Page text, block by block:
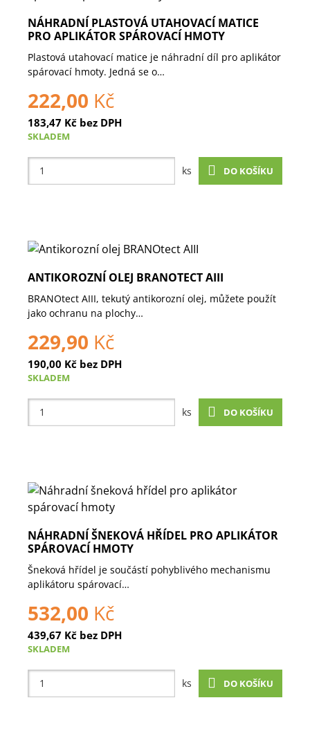
NÁHRADNÍ PLASTOVÁ UTAHOVACÍ MATICE
PRO APLIKÁTOR SPÁROVACÍ HMOTY
Plastová utahovací matice je náhradní díl pro aplikátor
spárovací hmoty. Jedná se o…
222,00 Kč
183,47 Kč bez DPH
SKLADEM
ks DO KOŠÍKU
ANTIKOROZNÍ OLEJ BRANOTECT AIII
BRANOtect AIII, tekutý antikorozní olej, můžete použít
jako ochranu na plochy…
229,90 Kč
190,00 Kč bez DPH
SKLADEM
ks DO KOŠÍKU
NÁHRADNÍ ŠNEKOVÁ HŘÍDEL PRO APLIKÁTOR
SPÁROVACÍ HMOTY
Šneková hřídel je součástí pohyblivého mechanismu
aplikátoru spárovací…
532,00 Kč
439,67 Kč bez DPH
SKLADEM
ks DO KOŠÍKU